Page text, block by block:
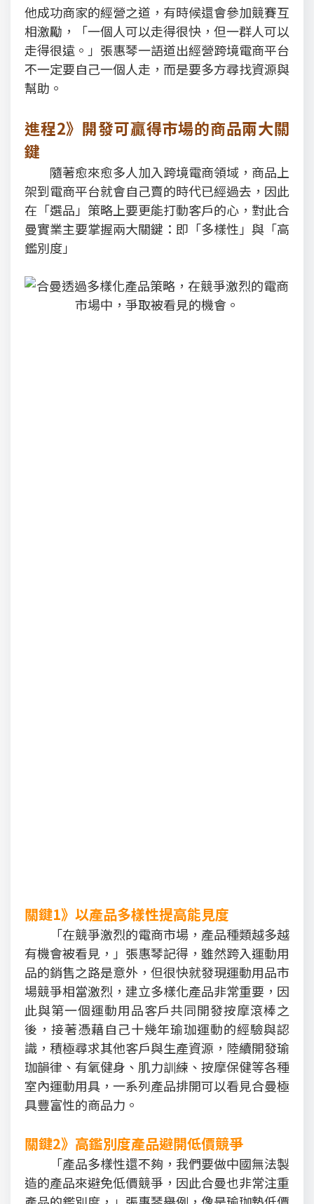
他成功商家的經營之道，有時候還會參加競賽互
相激勵，「一個人可以走得很快，但一群人可以
走得很遠。」張惠琴一語道出經營跨境電商平台
不一定要自己一個人走，而是要多方尋找資源與
幫助。
進程2》開發可贏得市場的商品兩大關
鍵
隨著愈來愈多人加入跨境電商領域，商品上
架到電商平台就會自己賣的時代已經過去，因此
在「選品」策略上要更能打動客戶的心，對此合
曼實業主要掌握兩大關鍵：即「多樣性」與「高
鑑別度」
關鍵1》以產品多樣性提高能見度
「在競爭激烈的電商市場，產品種類越多越
有機會被看見，」張惠琴記得，雖然跨入運動用
品的銷售之路是意外，但很快就發現運動用品市
場競爭相當激烈，建立多樣化產品非常重要，因
此與第一個運動用品客戶共同開發按摩滾棒之
後，接著憑藉自己十幾年瑜珈運動的經驗與認
識，積極尋求其他客戶與生產資源，陸續開發瑜
珈韻律、有氧健身、肌力訓練、按摩保健等各種
室內運動用具，一系列產品排開可以看見合曼極
具豐富性的商品力。
關鍵2》高鑑別度產品避開低價競爭
「產品多樣性還不夠，我們要做中國無法製
造的產品來避免低價競爭，因此合曼也非常注重